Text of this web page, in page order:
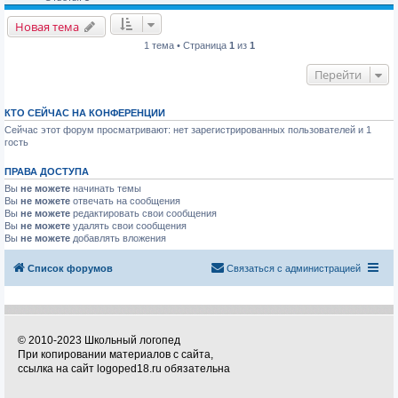
Новая тема
1 тема • Страница 1 из 1
Перейти
КТО СЕЙЧАС НА КОНФЕРЕНЦИИ
Сейчас этот форум просматривают: нет зарегистрированных пользователей и 1
гость
ПРАВА ДОСТУПА
Вы не можете начинать темы
Вы не можете отвечать на сообщения
Вы не можете редактировать свои сообщения
Вы не можете удалять свои сообщения
Вы не можете добавлять вложения
Список форумов Связаться с администрацией
© 2010-2023 Школьный логопед
При копировании материалов с сайта,
ссылка на сайт logoped18.ru обязательна